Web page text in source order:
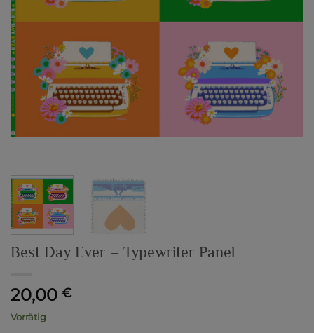
Best Day Ever – Typewriter Panel
20,00 €
Vorrätig